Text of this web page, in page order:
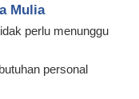
Mulia
perlu menunggu
personal